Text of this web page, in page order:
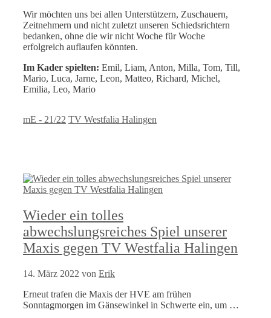
Wir möchten uns bei allen Unterstützern, Zuschauern,
Zeitnehmern und nicht zuletzt unseren Schiedsrichtern
bedanken, ohne die wir nicht Woche für Woche
erfolgreich auflaufen könnten.
Im Kader spielten: Emil, Liam, Anton, Milla, Tom, Till,
Mario, Luca, Jarne, Leon, Matteo, Richard, Michel,
Emilia, Leo, Mario
Kategorien
mE - 21/22 Schlagwörter
TV Westfalia Halingen
Wieder ein tolles
abwechslungsreiches Spiel unserer
Maxis gegen TV Westfalia Halingen
14. März 2022 von Erik
Erneut trafen die Maxis der HVE am frühen
Sonntagmorgen im Gänsewinkel in Schwerte ein, um …